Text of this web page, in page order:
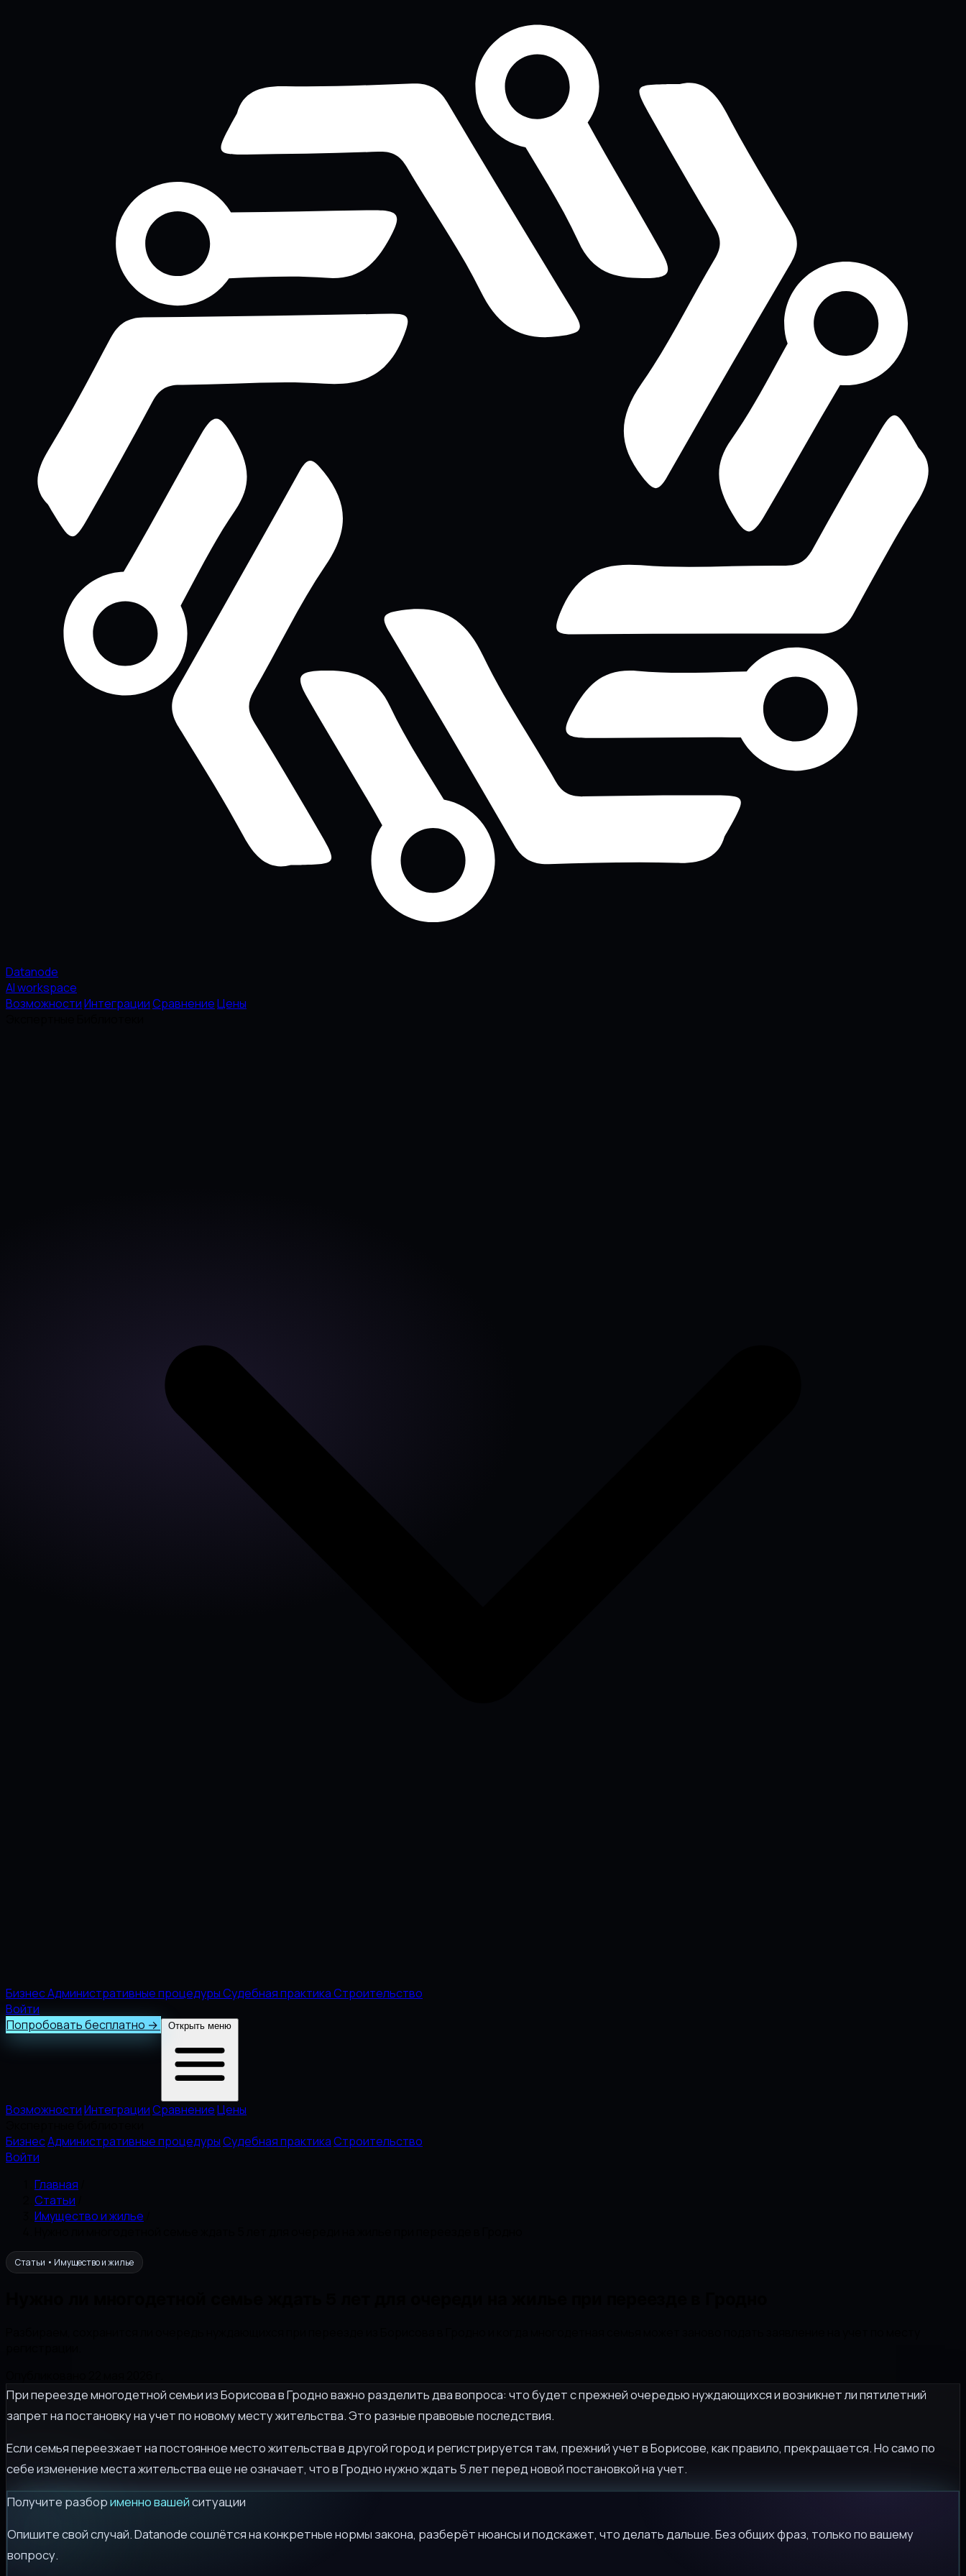
Datanode
AI workspace
ВозможностиИнтеграцииСравнениеЦены
БизнесАдминистративные процедурыСудебная практикаСтроительство
Войти
Попробовать бесплатно → Открыть меню
ВозможностиИнтеграцииСравнениеЦены
БизнесАдминистративные процедурыСудебная практикаСтроительство
Войти
Главная
Статьи
Имущество и жилье
Статьи • Имущество и жилье
При переезде многодетной семьи из Борисова в Гродно важно разделить два вопроса: что будет с прежней очередью нуждающихся и возникнет ли пятилетний
запрет на постановку на учет по новому месту жительства. Это разные правовые последствия.
Если семья переезжает на постоянное место жительства в другой город и регистрируется там, прежний учет в Борисове, как правило, прекращается. Но само по
себе изменение места жительства еще не означает, что в Гродно нужно ждать 5 лет перед новой постановкой на учет.
Получите разборименно вашейситуации
Опишите свой случай. Datanode сошлётся на конкретные нормы закона, разберёт нюансы и подскажет, что делать дальше. Без общих фраз, только по вашему
вопросу.